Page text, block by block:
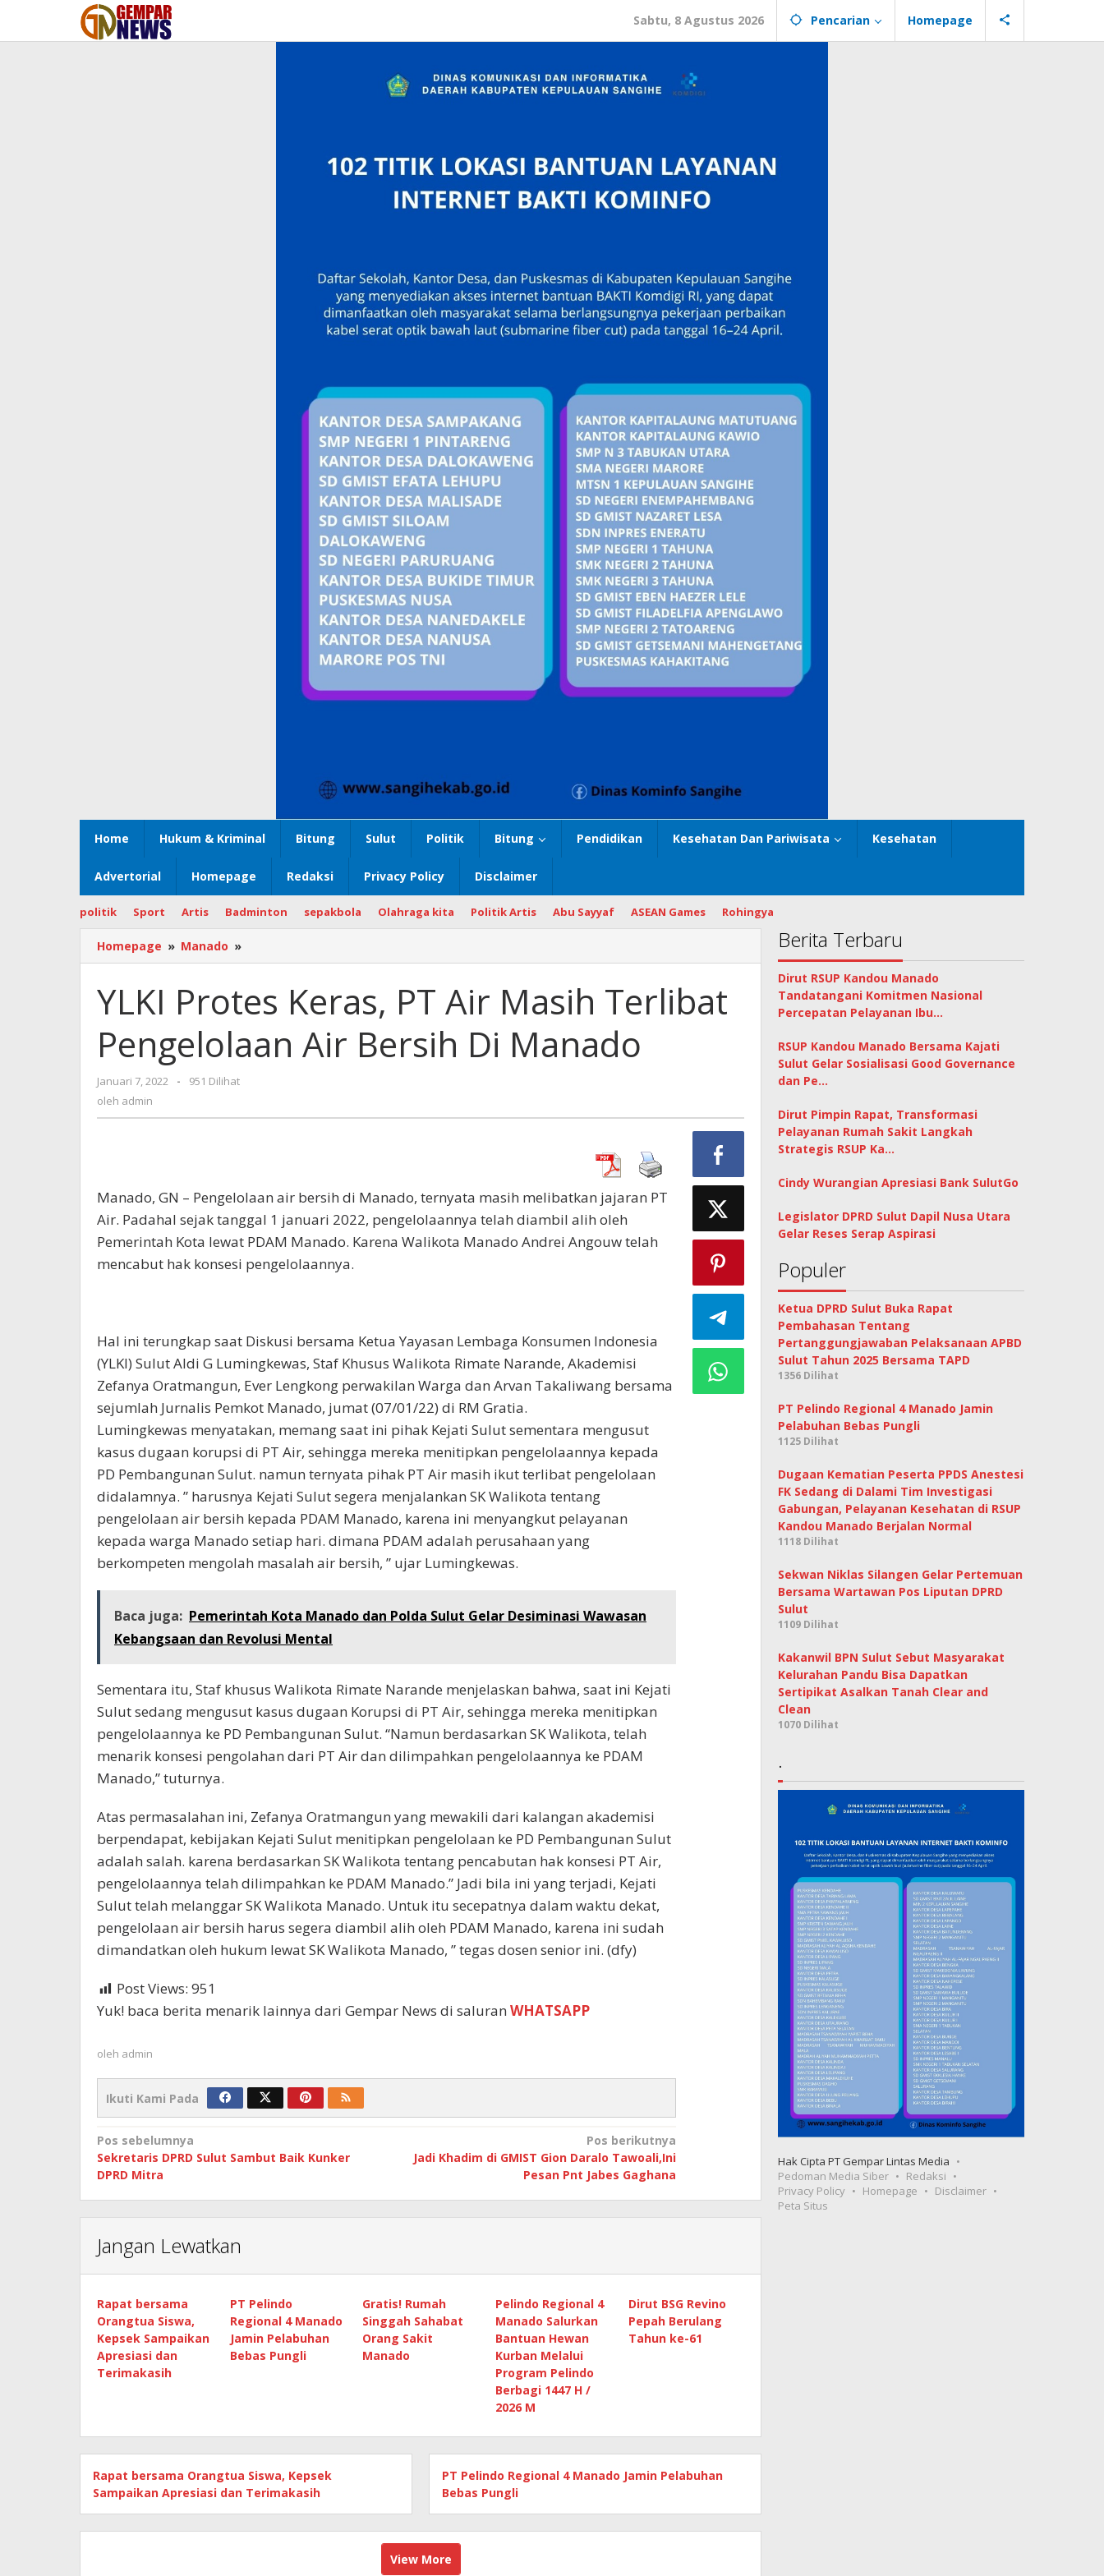
konten
Sabtu, 8 Agustus 2026 Pencarian Homepage
Home Hukum & Kriminal Bitung Sulut Politik Bitung Pendidikan Kesehatan Dan Pariwisata Kesehatan
Advertorial Homepage Redaksi Privacy Policy Disclaimer
politik Sport Artis Badminton sepakbola Olahraga kita Politik Artis Abu Sayyaf ASEAN Games Rohingya
Homepage » Manado »
Protes
PT
Air
Terlibat
Di
YLKI Protes Keras, PT Air Masih Terlibat
Pengelolaan Air Bersih Di Manado
Januari 7, 2022
oleh
-
951 Dilihat
oleh admin
Manado, GN – Pengelolaan air bersih di Manado, ternyata masih melibatkan jajaran PT
Air. Padahal sejak tanggal 1 januari 2022, pengelolaannya telah diambil alih oleh
Pemerintah Kota lewat PDAM Manado. Karena Walikota Manado Andrei Angouw telah
mencabut hak konsesi pengelolaannya.
Hal ini terungkap saat Diskusi bersama Ketua Yayasan Lembaga Konsumen Indonesia
(YLKI) Sulut Aldi G Lumingkewas, Staf Khusus Walikota Rimate Narande, Akademisi
Zefanya Oratmangun, Ever Lengkong perwakilan Warga dan Arvan Takaliwang bersama
sejumlah Jurnalis Pemkot Manado, jumat (07/01/22) di RM Gratia.
Lumingkewas menyatakan, memang saat ini pihak Kejati Sulut sementara mengusut
kasus dugaan korupsi di PT Air, sehingga mereka menitipkan pengelolaannya kepada
PD Pembangunan Sulut. namun ternyata pihak PT Air masih ikut terlibat pengelolaan
didalamnya. ” harusnya Kejati Sulut segera menjalankan SK Walikota tentang
pengelolaan air bersih kepada PDAM Manado, karena ini menyangkut pelayanan
kepada warga Manado setiap hari. dimana PDAM adalah perusahaan yang
berkompeten mengolah masalah air bersih, ” ujar Lumingkewas.
Baca juga: Pemerintah Kota Manado dan Polda Sulut Gelar Desiminasi Wawasan
Kebangsaan dan Revolusi Mental
Sementara itu, Staf khusus Walikota Rimate Narande menjelaskan bahwa, saat ini Kejati
Sulut sedang mengusut kasus dugaan Korupsi di PT Air, sehingga mereka menitipkan
pengelolaannya ke PD Pembangunan Sulut. “Namun berdasarkan SK Walikota, telah
menarik konsesi pengolahan dari PT Air dan dilimpahkan pengelolaannya ke PDAM
Manado,” tuturnya.
Atas permasalahan ini, Zefanya Oratmangun yang mewakili dari kalangan akademisi
berpendapat, kebijakan Kejati Sulut menitipkan pengelolaan ke PD Pembangunan Sulut
adalah salah. karena berdasarkan SK Walikota tentang pencabutan hak konsesi PT Air,
pengelolaannya telah dilimpahkan ke PDAM Manado.” Jadi bila ini yang terjadi, Kejati
Sulut telah melanggar SK Walikota Manado. Untuk itu secepatnya dalam waktu dekat,
pengelolaan air bersih harus segera diambil alih oleh PDAM Manado, karena ini sudah
dimandatkan oleh hukum lewat SK Walikota Manado, ” tegas dosen senior ini. (dfy)
Post Views: 951
Yuk! baca berita menarik lainnya dari Gempar News di saluran WHATSAPP
oleh admin
Ikuti Kami Pada
Navigasi
pos
Pos sebelumnya
Sekretaris DPRD Sulut Sambut Baik Kunker
DPRD Mitra
Pos berikutnya
Jadi Khadim di GMIST Gion Daralo Tawoali,Ini
Pesan Pnt Jabes Gaghana
Jangan Lewatkan
Rapat bersama
Orangtua Siswa,
Kepsek Sampaikan
Apresiasi dan
Terimakasih
PT Pelindo
Regional 4 Manado
Jamin Pelabuhan
Bebas Pungli
Gratis! Rumah
Singgah Sahabat
Orang Sakit
Manado
Pelindo Regional 4
Manado Salurkan
Bantuan Hewan
Kurban Melalui
Program Pelindo
Berbagi 1447 H /
2026 M
Dirut BSG Revino
Pepah Berulang
Tahun ke-61
Rapat bersama Orangtua Siswa, Kepsek
Sampaikan Apresiasi dan Terimakasih
PT Pelindo Regional 4 Manado Jamin Pelabuhan
Bebas Pungli
View More
Berita Terbaru
Dirut RSUP Kandou Manado
Tandatangani Komitmen Nasional
Percepatan Pelayanan Ibu…
RSUP Kandou Manado Bersama Kajati
Sulut Gelar Sosialisasi Good Governance
dan Pe…
Dirut Pimpin Rapat, Transformasi
Pelayanan Rumah Sakit Langkah
Strategis RSUP Ka…
Cindy Wurangian Apresiasi Bank SulutGo
Legislator DPRD Sulut Dapil Nusa Utara
Gelar Reses Serap Aspirasi
Populer
Ketua DPRD Sulut Buka Rapat
Pembahasan Tentang
Pertanggungjawaban Pelaksanaan APBD
Sulut Tahun 2025 Bersama TAPD
1356 Dilihat
PT Pelindo Regional 4 Manado Jamin
Pelabuhan Bebas Pungli
1125 Dilihat
Dugaan Kematian Peserta PPDS Anestesi
FK Sedang di Dalami Tim Investigasi
Gabungan, Pelayanan Kesehatan di RSUP
Kandou Manado Berjalan Normal
1118 Dilihat
Sekwan Niklas Silangen Gelar Pertemuan
Bersama Wartawan Pos Liputan DPRD
Sulut
1109 Dilihat
Kakanwil BPN Sulut Sebut Masyarakat
Kelurahan Pandu Bisa Dapatkan
Sertipikat Asalkan Tanah Clear and
Clean
1070 Dilihat
.
Hak Cipta PT Gempar Lintas Media
Pedoman Media Siber
Redaksi
Privacy Policy
Homepage
Disclaimer
Peta Situs